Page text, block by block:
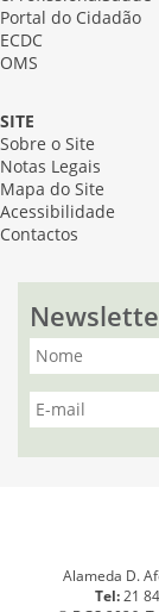
Portal do Cidadão
ECDC
OMS
SITE
Sobre o Site
Notas Legais
Mapa do Site
Acessibilidade
Contactos
Alameda D.
Tel:21